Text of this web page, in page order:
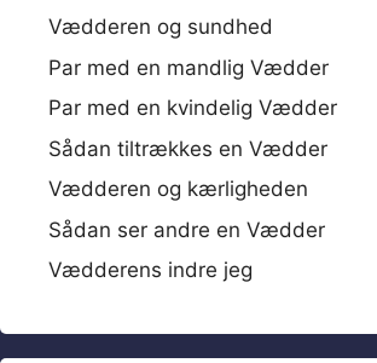
Vædderen og sundhed
Par med en mandlig Vædder
Par med en kvindelig Vædder
Sådan tiltrækkes en Vædder
Vædderen og kærligheden
Sådan ser andre en Vædder
Vædderens indre jeg